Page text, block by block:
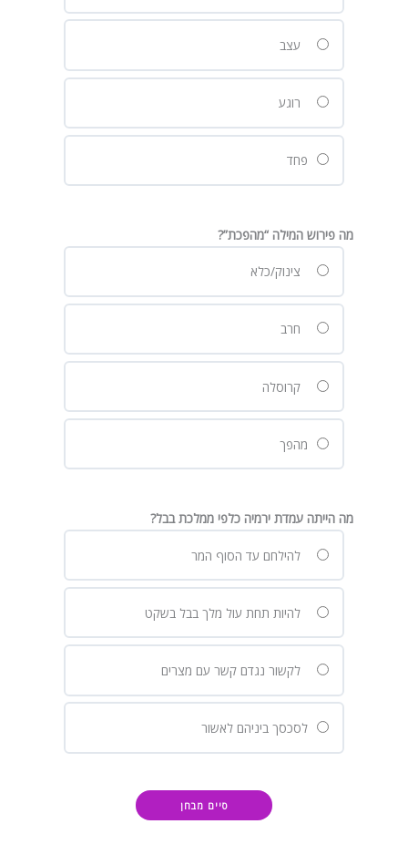
עצב
רוגע
פחד
מה פירוש המילה “מהפכת”?
צינוק/כלא
חרב
קרוסלה
מהפך
מה הייתה עמדת ירמיה כלפי ממלכת בבל?
להילחם עד הסוף המר
להיות תחת עול מלך בבל בשקט
לקשור נגדם קשר עם מצרים
לסכסך ביניהם לאשור